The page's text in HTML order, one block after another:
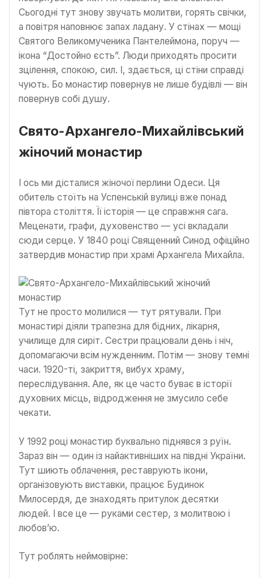
Сьогодні тут знову звучать молитви, горять свічки,
а повітря наповнює запах ладану. У стінах — мощі
Святого Великомученика Пантелеймона, поруч —
ікона “Достойно єсть”. Люди приходять просити
зцілення, спокою, сил. І, здається, ці стіни справді
чують. Бо монастир повернув не лише будівлі — він
повернув собі душу.
Свято-Архангело-Михайлівський
жіночий монастир
І ось ми дісталися жіночої перлини Одеси. Ця
обитель стоїть на Успенській вулиці вже понад
півтора століття. Її історія — це справжня сага.
Меценати, графи, духовенство — усі вкладали
сюди серце. У 1840 році Священний Синод офіційно
затвердив монастир при храмі Архангела Михайла.
Тут не просто молилися — тут рятували. При
монастирі діяли трапезна для бідних, лікарня,
училище для сиріт. Сестри працювали день і ніч,
допомагаючи всім нужденним. Потім — знову темні
часи. 1920-ті, закриття, вибух храму,
переслідування. Але, як це часто буває в історії
духовних місць, відродження не змусило себе
чекати.
У 1992 році монастир буквально піднявся з руїн.
Зараз він — один із найактивніших на півдні України.
Тут шиють облачення, реставрують ікони,
організовують виставки, працює Будинок
Милосердя, де знаходять притулок десятки
людей. І все це — руками сестер, з молитвою і
любов’ю.
Тут роблять неймовірне: